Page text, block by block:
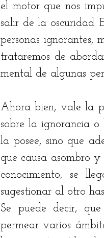
el motor que nos
salir de la oscuridad.
personas ignorantes,
trataremos de
mental de algunas
Ahora bien, vale la
sobre la ignorancia o
la posee, sino que
que causa asombro
conocimiento, se
sugestionar al otro
Se puede decir,
permear varios